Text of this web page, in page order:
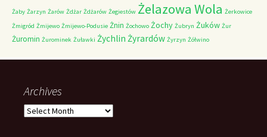
Żaby Żarzyn Żarów Żdżar Żdżarów Żegiestów Żelazowa Wola Żerkowice
Żmigród Żmijewo Żmijewo-Podusie Żnin Żochowo Żochy Żubryn Żuków Żur
Żuromin Żurominek Żuławki Żychlin Żyrardów Żyrzyn Żółwino
Archives
Archives